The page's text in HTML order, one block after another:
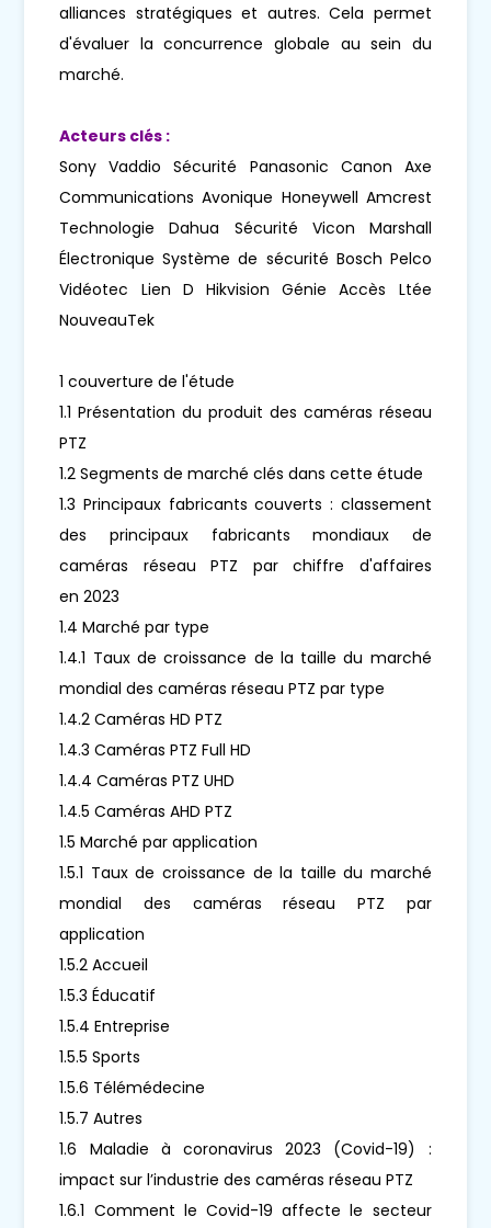
alliances stratégiques et autres. Cela permet
d'évaluer la concurrence globale au sein du
marché.
Acteurs clés :
Sony Vaddio Sécurité Panasonic Canon Axe
Communications Avonique Honeywell Amcrest
Technologie Dahua Sécurité Vicon Marshall
Électronique Système de sécurité Bosch Pelco
Vidéotec Lien D Hikvision Génie Accès Ltée
NouveauTek
1 couverture de l'étude
1.1 Présentation du produit des caméras réseau
PTZ
1.2 Segments de marché clés dans cette étude
1.3 Principaux fabricants couverts : classement
des principaux fabricants mondiaux de
caméras réseau PTZ par chiffre d'affaires
en 2023
1.4 Marché par type
1.4.1 Taux de croissance de la taille du marché
mondial des caméras réseau PTZ par type
1.4.2 Caméras HD PTZ
1.4.3 Caméras PTZ Full HD
1.4.4 Caméras PTZ UHD
1.4.5 Caméras AHD PTZ
1.5 Marché par application
1.5.1 Taux de croissance de la taille du marché
mondial des caméras réseau PTZ par
application
1.5.2 Accueil
1.5.3 Éducatif
1.5.4 Entreprise
1.5.5 Sports
1.5.6 Télémédecine
1.5.7 Autres
1.6 Maladie à coronavirus 2023 (Covid-19) :
impact sur l’industrie des caméras réseau PTZ
1.6.1 Comment le Covid-19 affecte le secteur